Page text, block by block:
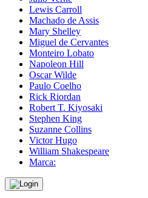
Lewis Carroll
Machado de Assis
Mary Shelley
Miguel de Cervantes
Monteiro Lobato
Napoleon Hill
Oscar Wilde
Paulo Coelho
Rick Riordan
Robert T. Kiyosaki
Stephen King
Suzanne Collins
Victor Hugo
William Shakespeare
Marca:
Passatempos
Jordan
Peterson
Tolstói
Literatura
Literatura
Brasileira
Literatura
Estrangeira
Literatura
Infantil